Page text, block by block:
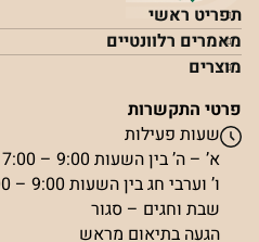
תפריט ראשי
מאמרים רלוונטיים
מוצרים
פרטי התקשרות
שעות פעילות
א’ – ה’ בין השעות 9:00 – 17:00
ו’ וערבי חג בין השעות 9:00 – 12:00
שבת וחגים – סגור
הגעה בתיאום מראש